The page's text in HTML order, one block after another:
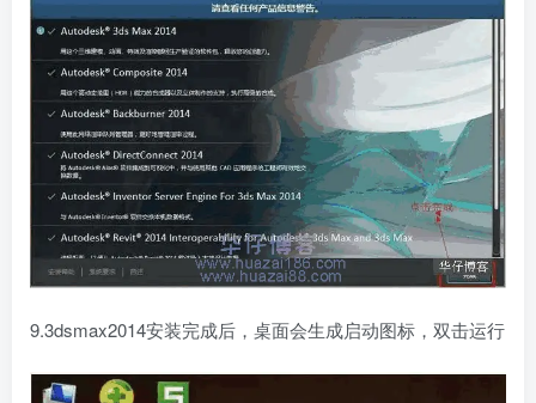
9.3dsmax2014安装完成后，桌面会生成启动图标，双击运行